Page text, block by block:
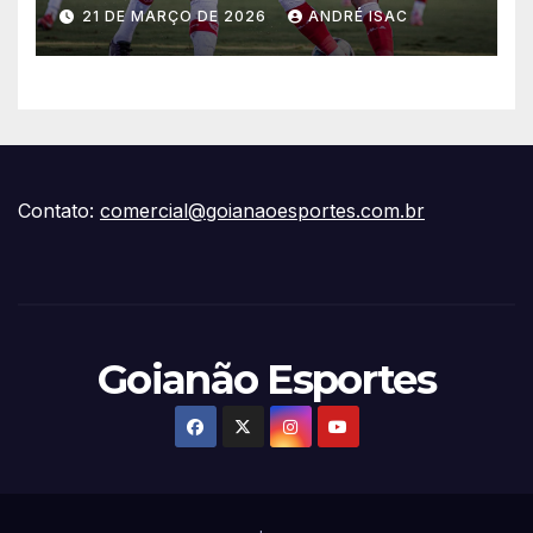
Série B
21 DE MARÇO DE 2026 ANDRÉ ISAC
Contato: comercial@goianaoesportes.com.br
Goianão Esportes